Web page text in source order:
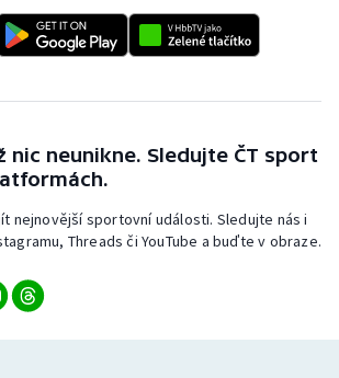
nic neunikne. Sledujte ČT sport
nejnovější sportovní události. Sledujte nás i
Threads či YouTube a buďte v obraze.